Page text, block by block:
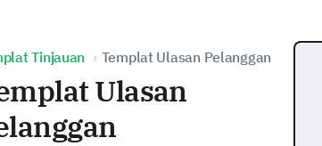
Tinjauan Templat Ulasan Pelanggan
Ulasan